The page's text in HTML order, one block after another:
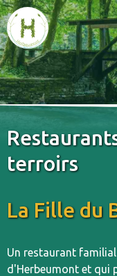
terroirs
La Fille du
Un restaurant
d'Herbeumont et qui